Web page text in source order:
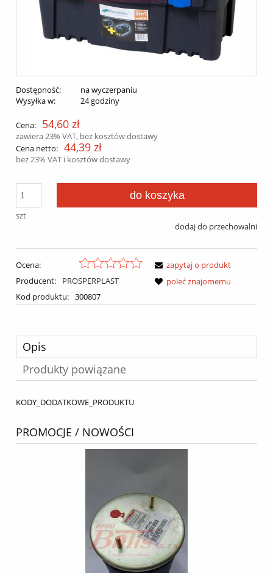
Dostępność:
na wyczerpaniu
Wysyłka w:
24 godziny
Cena: 54,60 zł
zawiera 23% VAT, bez kosztów dostawy
Cena netto: 44,39 zł
bez 23% VAT i kosztów dostawy
szt
do koszyka
dodaj do przechowalni
Ocena:
Producent:
PROSPERPLAST
Kod produktu: 300807
zapytaj o produkt
poleć znajomemu
Opis
Produkty powiązane
KODY_DODATKOWE_PRODUKTU
PROMOCJE / NOWOŚCI